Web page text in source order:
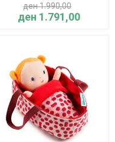
ден 1.990,00
ден 1.791,00